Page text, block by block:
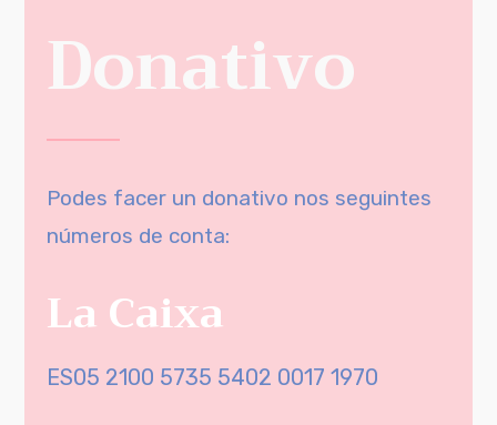
Donativo
Podes facer un donativo nos seguintes
números de conta:
La Caixa
ES05 2100 5735 5402 0017 1970